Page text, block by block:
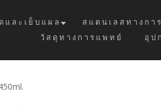
และเย็บแผล
สแตนเลสทางกา
วัสดุทางการแพทย์
อุป